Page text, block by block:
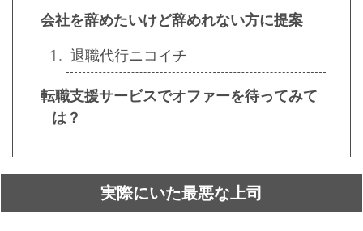
会社を辞めたいけど辞めれない方に提案
退職代行ニコイチ
転職支援サービスでオファーを待ってみて
は？
実際にいた最悪な上司